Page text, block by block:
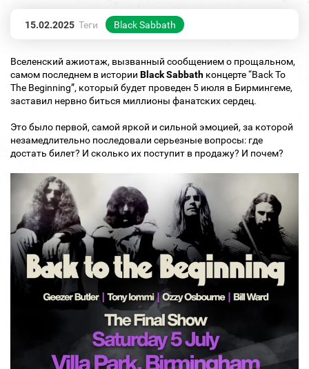
15.02.2025 Теги Black Sabbath
Вселенский ажиотаж, вызванный сообщением о прощальном,
самом последнем в истории Black Sabbath концерте “Back To
The Beginning”, который будет проведен 5 июля в Бирмингеме,
заставил нервно биться миллионы фанатских сердец.
Это было первой, самой яркой и сильной эмоцией, за которой
незамедлительно последовали серьезные вопросы: где
достать билет? И сколько их поступит в продажу? И почем?